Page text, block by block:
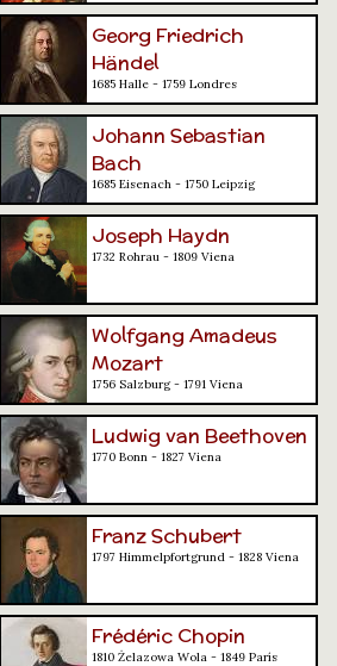
Georg Friedrich
Händel
1685 Halle - 1759 Londres
Johann Sebastian
Bach
1685 Eisenach - 1750 Leipzig
Joseph Haydn
1732 Rohrau - 1809 Viena
Wolfgang Amadeus
Mozart
1756 Salzburg - 1791 Viena
Ludwig van Beethoven
1770 Bonn - 1827 Viena
Franz Schubert
1797 Himmelpfortgrund - 1828 Viena
Frédéric Chopin
1810 Żelazowa Wola - 1849 París